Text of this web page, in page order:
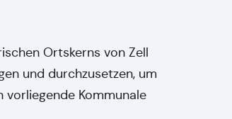
Ortskerns von Zell
und durchzusetzen, um
Kommunale